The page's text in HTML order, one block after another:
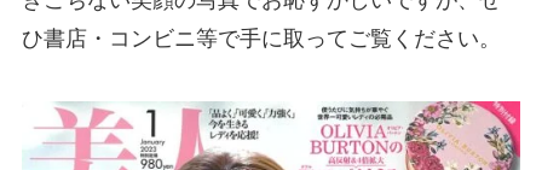
ひ書店・コンビニ等で手に取ってご覧ください。